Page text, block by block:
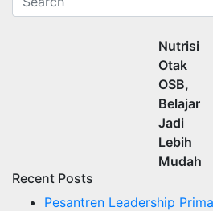
Nutrisi
Otak
OSB,
Belajar
Jadi
Lebih
Mudah
Recent Posts
Pesantren Leadership